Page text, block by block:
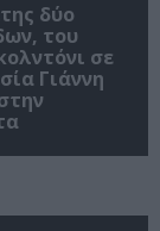
δύο
του
σε
Γιάννη